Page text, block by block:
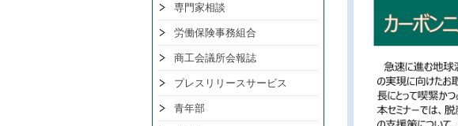
専門家相談
労働保険事務組合
商工会議所会報誌
プレスリリースサービス
青年部